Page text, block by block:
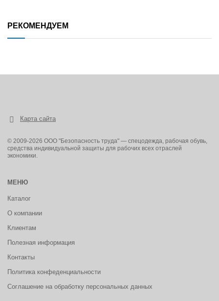
РЕКОМЕНДУЕМ
Карта сайта
© 2009-2026 ООО "Безопасность труда" — спецодежда, рабочая обувь,
средства индивидуальной защиты для рабочих всех отраслей
экономики.
МЕНЮ
Каталог
О компании
Клиентам
Полезная информация
Контакты
Политика конфеденциальности
Соглашение на обработку персональных данных